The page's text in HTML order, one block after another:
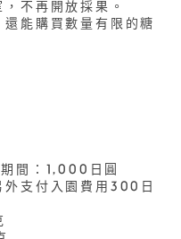
不再開放採果。
能購買數量有限的糖
間：1,000日圓
支付入園費用300日